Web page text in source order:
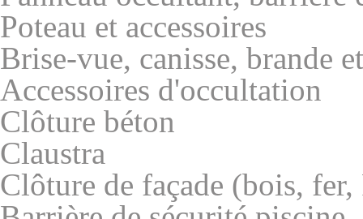
Poteau et accessoires
Brise-vue, canisse, brande
Accessoires d'occultation
Clôture béton
Claustra
Clôture de façade (bois,